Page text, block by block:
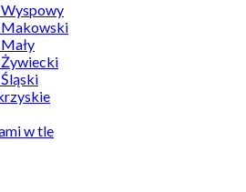
w tle